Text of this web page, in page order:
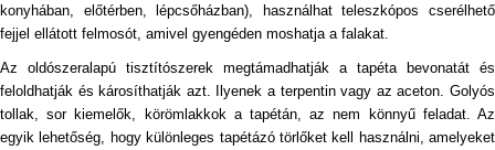
konyhában, előtérben, lépcsőházban), használhat teleszkópos cserélhető
fejjel ellátott felmosót, amivel gyengéden moshatja a falakat.
Az oldószeralapú tisztítószerek megtámadhatják a tapéta bevonatát és
feloldhatják és károsíthatják azt. Ilyenek a terpentin vagy az aceton. Golyós
tollak, sor kiemelők, körömlakkok a tapétán, az nem könnyű feladat. Az
egyik lehetőség, hogy különleges tapétázó törlőket kell használni, amelyeket